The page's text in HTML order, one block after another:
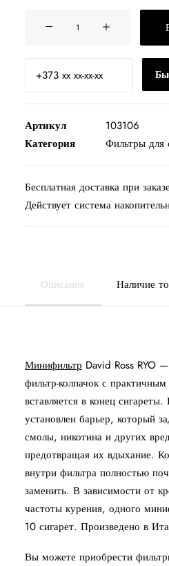
для
Ross
mini
Артикул
103106
Категория
Фильтры для
Бесплатная доставка при
Действует система
Описание Наличие
Минифильтр David Ross RYO
фильтр-колпачок с
вставляется в конец
установлен барьер, который
смолы, никотина и других
предотвращая их вдыхание.
внутри фильтра полностью
заменить. В зависимости от
частоты курения, одного
10 сигарет. Произведено в
Вы можете приобрести